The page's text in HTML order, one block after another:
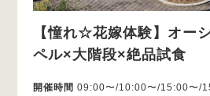
【憧れ☆花嫁体験】オー
ペル×大階段×絶品試食
開催時間 09:00〜/10:00〜/15:00〜/